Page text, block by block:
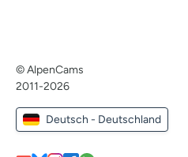
© AlpenCams
2011-2026
Deutsch - Deutschland